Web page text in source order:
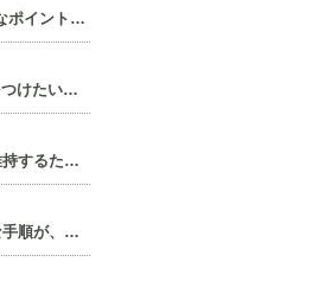
夏の塗装工事で大切なポイントとメンテナンス♨
7月の塗装工事で気をつけたいポイント☔
外壁塗装の役割 ― 維持するための大切なメンテナンス ―
塗装の工程 ― 丁寧な手順が、美しく長持ちする仕上がりを生む ―